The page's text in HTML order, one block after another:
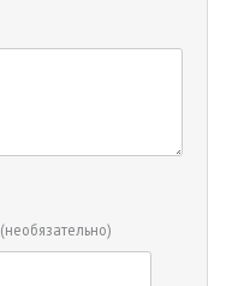
(необязательно)